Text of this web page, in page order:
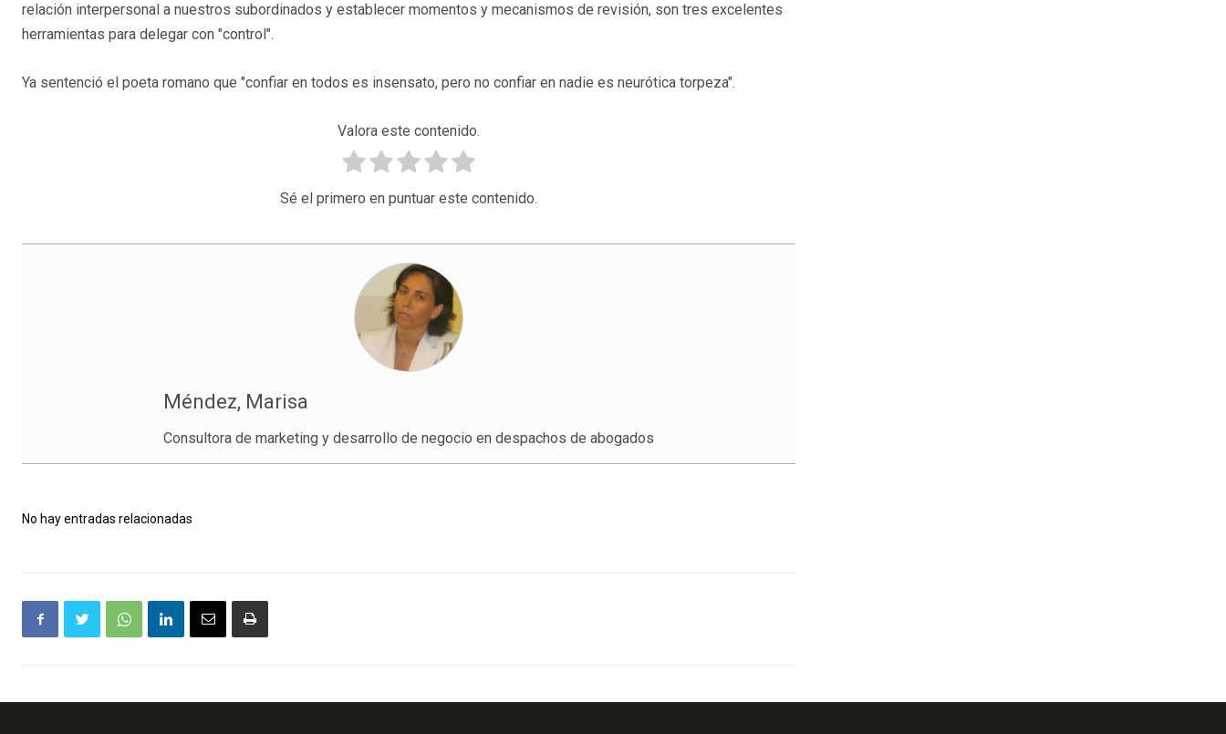
relación interpersonal a nuestros subordinados y establecer momentos y mecanismos de revisión, son tres excelentes
herramientas para delegar con "control".
Ya sentenció el poeta romano que "confiar en todos es insensato, pero no confiar en nadie es neurótica torpeza".
Valora este contenido.
Sé el primero en puntuar este contenido.
Méndez, Marisa
Consultora de marketing y desarrollo de negocio en despachos de abogados
No hay entradas relacionadas